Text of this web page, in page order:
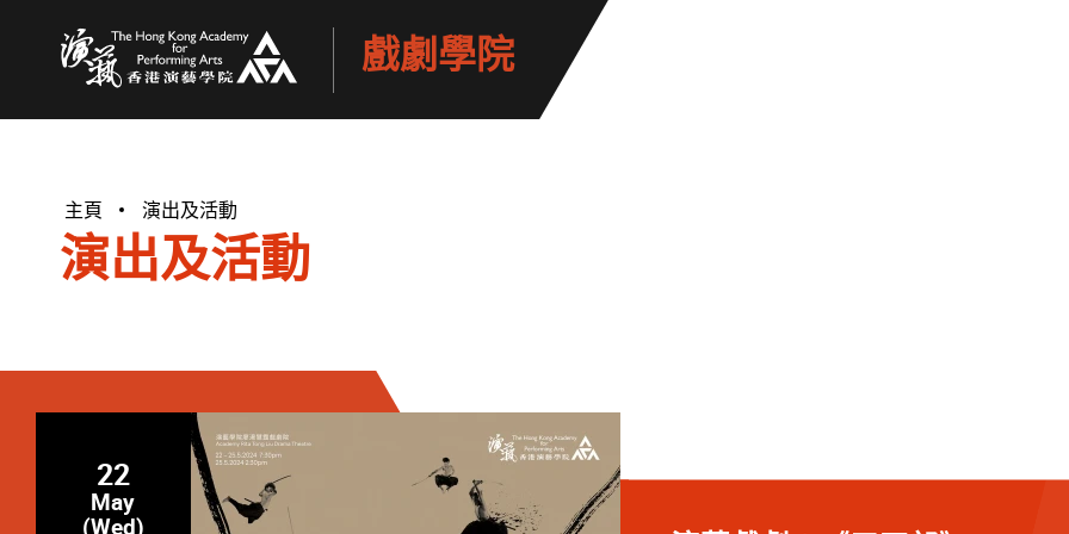
戲劇學院
主頁 演出及活動
演出及活動
22
May
(Wed)